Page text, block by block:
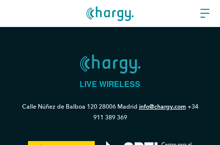
LIVE WIRELESS
Calle Núñez de Balboa 12028006 Madrid info@chargy.com +34
911 389 369